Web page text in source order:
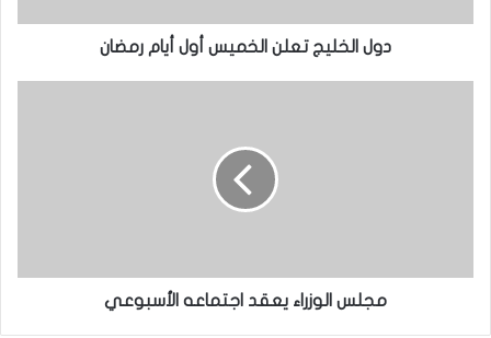
دول الخليج تعلن الخميس أول أيام رمضان
مجلس الوزراء يعقد اجتماعه الأسبوعي